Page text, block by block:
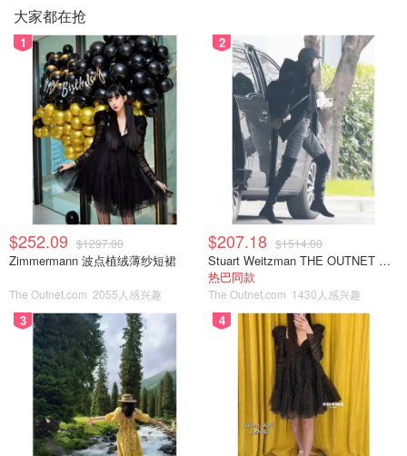
大家都在抢
1
$252.09 $1297.00
Zimmermann 波点植绒薄纱短裙
The Outnet.com 2055人感兴趣
2
$207.18 $1514.00
Stuart Weitzman THE OUTNET 麂皮过膝靴 黑色
热巴同款
The Outnet.com 1430人感兴趣
3 4